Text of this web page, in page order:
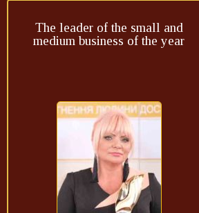
The leader of the small and
medium business of the year